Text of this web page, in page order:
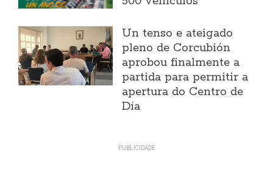
Un tenso e ateigado
pleno de Corcubión
aprobou finalmente a
partida para permitir a
apertura do Centro de
Día